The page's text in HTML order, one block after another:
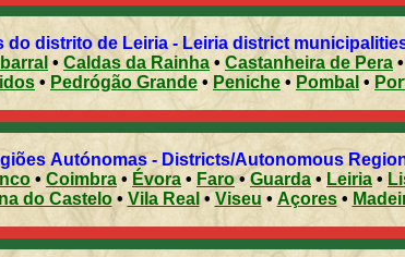
Municípios do distrito de Leiria - Leiria district
• Caldas da Rainha • Castanheira de Pera
• Pedrógão Grande • Peniche • Pombal •
Distritos/Regiões Autónomas - Districts/Autonomous
• Coimbra • Évora • Faro•Guarda • Leiria •
do Castelo• Vila Real • Viseu • Açores •